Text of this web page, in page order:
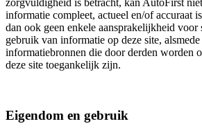
informatie compleet, actueel en/of accuraat
dan ook geen enkele aansprakelijkheid voor
gebruik van informatie op deze site,
informatiebronnen die door derden worden
deze site toegankelijk zijn.
Eigendom en gebruik